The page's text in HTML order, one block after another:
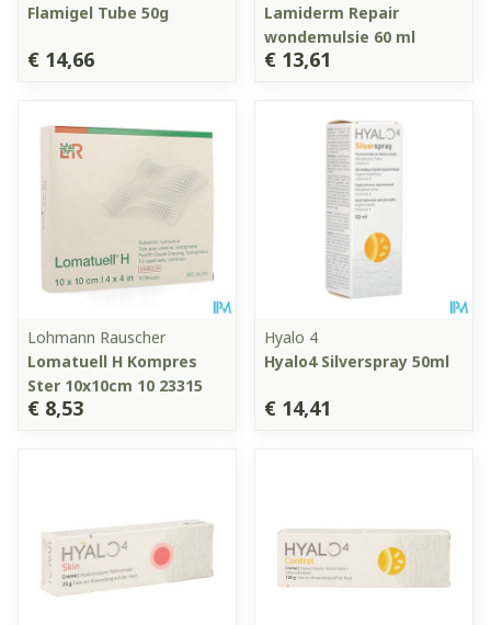
Flamigel Tube 50g
€ 14,66
Lamiderm Repair
wondemulsie 60 ml
€ 13,61
Lohmann Rauscher
Lomatuell H Kompres
Ster 10x10cm 10 23315
€ 8,53
Hyalo 4
Hyalo4 Silverspray 50ml
€ 14,41